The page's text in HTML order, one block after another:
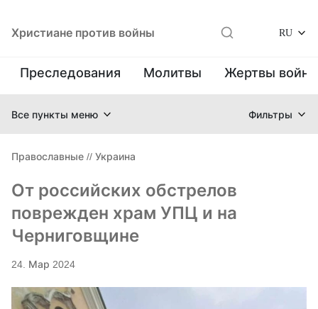
Христиане против войны RU
Преследования Молитвы Жертвы
Все пункты меню Фильтры
Православные // Украина
От российских обстрелов
поврежден храм УПЦ и на
Черниговщине
24. Мар 2024